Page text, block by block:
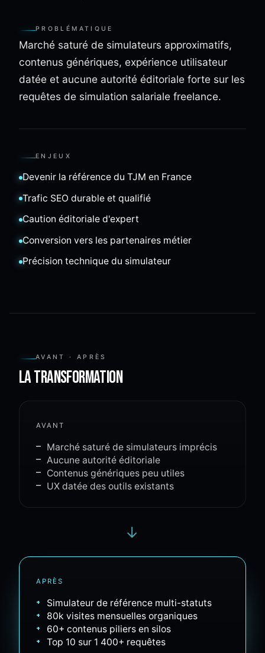
PROBLÉMATIQUE
Marché saturé de simulateurs approximatifs,
contenus génériques, expérience utilisateur
datée et aucune autorité éditoriale forte sur les
requêtes de simulation salariale freelance.
ENJEUX
Devenir la référence du TJM en France
Trafic SEO durable et qualifié
Caution éditoriale d'expert
Conversion vers les partenaires métier
Précision technique du simulateur
AVANT · APRÈS
La transformation
AVANT
— Marché saturé de simulateurs imprécis
— Aucune autorité éditoriale
— Contenus génériques peu utiles
— UX datée des outils existants
→
APRÈS
+
Simulateur de référence multi-statuts
+
80k visites mensuelles organiques
+
60+ contenus piliers en silos
+
Top 10 sur 1 400+ requêtes